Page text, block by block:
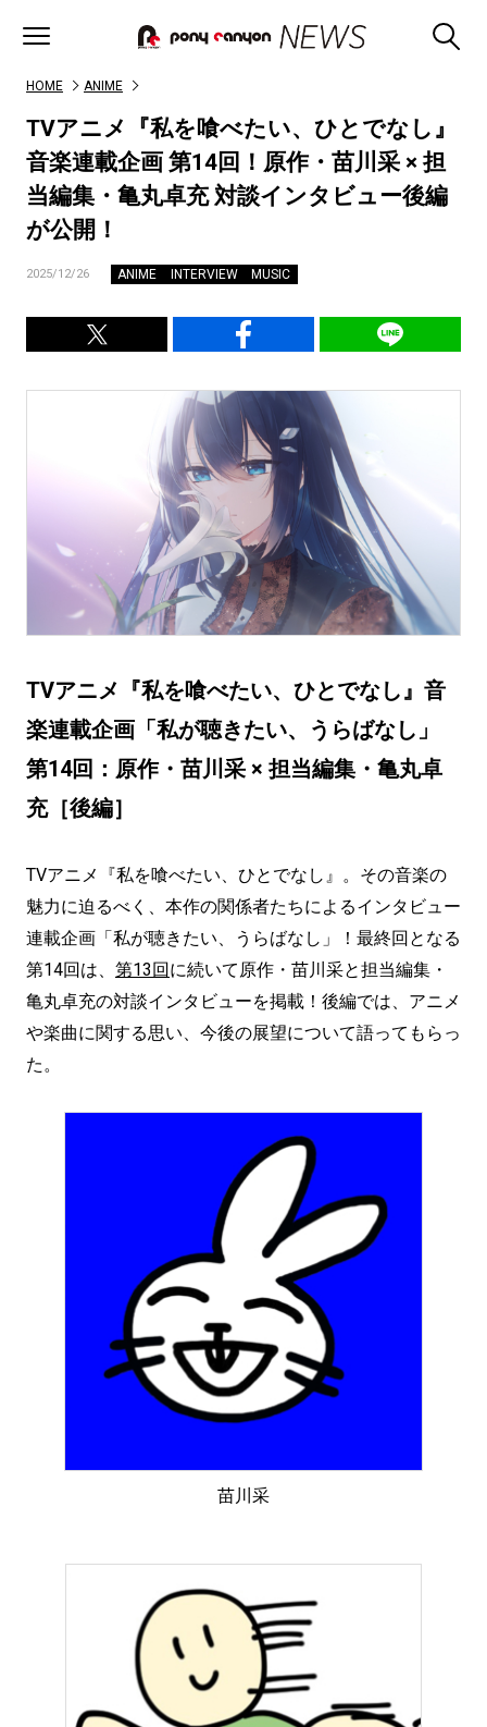
HOME ANIME
TVアニメ『私を喰べたい、ひとでなし』
音楽連載企画 第14回！原作・苗川采 × 担
当編集・亀丸卓充 対談インタビュー後編
が公開！
2025/12/26 ANIME INTERVIEW MUSIC
TVアニメ『私を喰べたい、ひとでなし』音
楽連載企画「私が聴きたい、うらばなし」
第14回：原作・苗川采 × 担当編集・亀丸卓
充［後編］
TVアニメ『私を喰べたい、ひとでなし』。その音楽の
魅力に迫るべく、本作の関係者たちによるインタビュー
連載企画「私が聴きたい、うらばなし」！最終回となる
第14回は、 第13回に続いて原作・苗川采と担当編集・
亀丸卓充の対談インタビューを掲載！後編では、アニメ
や楽曲に関する思い、今後の展望について語ってもらっ
た。
苗川采